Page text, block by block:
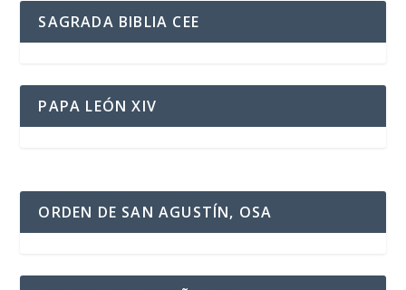
SAGRADA BIBLIA CEE
PAPA LEÓN XIV
ORDEN DE SAN AGUSTÍN, OSA